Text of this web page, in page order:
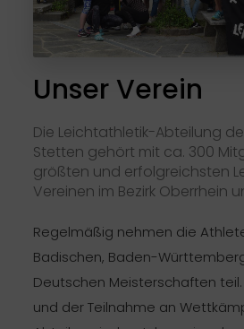
Unser Verein
Die Leichtathletik-Abteilung
Stetten gehört mit ca. 300
größten und erfolgreichsten
Vereinen im Bezirk Oberrhein
Regelmäßig nehmen die
Badischen, Baden-
Deutschen Meisterschaften teil.
und der Teilnahme an